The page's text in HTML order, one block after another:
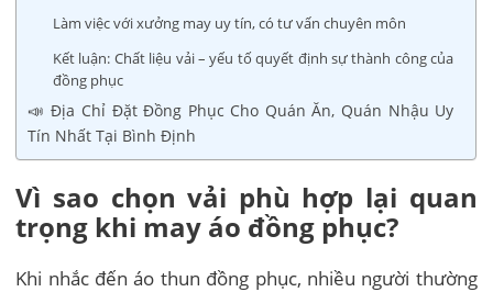
Làm việc với xưởng may uy tín, có tư vấn chuyên môn
Kết luận: Chất liệu vải – yếu tố quyết định sự thành công của
đồng phục
📣 Địa Chỉ Đặt Đồng Phục Cho Quán Ăn, Quán Nhậu Uy
Tín Nhất Tại Bình Định
Vì sao chọn vải phù hợp lại quan
trọng khi may áo đồng phục?
Khi nhắc đến áo thun đồng phục, nhiều người thường